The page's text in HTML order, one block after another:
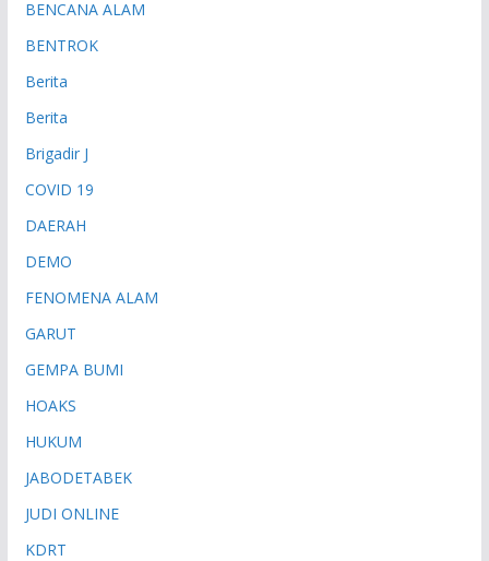
BENCANA ALAM
BENTROK
Berita
Berita
Brigadir J
COVID 19
DAERAH
DEMO
FENOMENA ALAM
GARUT
GEMPA BUMI
HOAKS
HUKUM
JABODETABEK
JUDI ONLINE
KDRT